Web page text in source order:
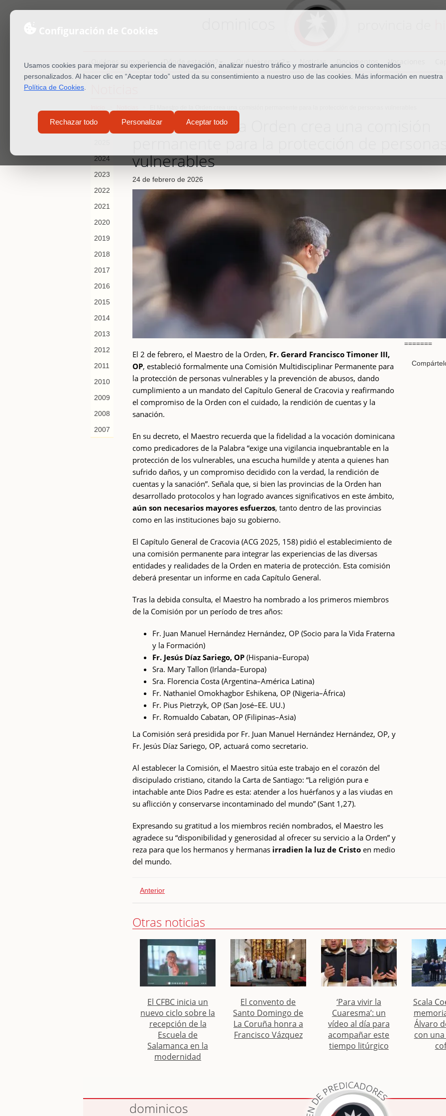
Usamos cookies para mejorar su experiencia de navegación, analizar nuestro tráfico y mostrarle anuncios o contenidos
personalizados. Al hacer clic en “Aceptar todo” usted da su consentimiento a nuestro uso de las cookies. Más información en nuestra
Política de Cookies
Rechazar todo Personalizar Aceptar todo
¿Quiénes somos? ¿Dónde estamos? ¿Qué hacemos? Noticias Documentos Vocaciones
2026
2024
2023
2022
2021
2020
2019
2018
2017
2016
2015
2014
2013
2012
2011
2010
2009
2008
2007
El Maestro de la Orden crea una comisión
vulnerables
24 de febrero de 2026
El 2 de febrero, el Maestro de la Orden, Fr. Gerard Francisco Timoner III,
OP, estableció formalmente una Comisión Multidisciplinar Permanente para
la protección de personas vulnerables y la prevención de abusos, dando
cumplimiento a un mandato del Capítulo General de Cracovia y reafirmando
el compromiso de la Orden con el cuidado, la rendición de cuentas y la
sanación.
En su decreto, el Maestro recuerda que la fidelidad a la vocación dominicana
como predicadores de la Palabra “exige una vigilancia inquebrantable en la
protección de los vulnerables, una escucha humilde y atenta a quienes han
sufrido daños, y un compromiso decidido con la verdad, la rendición de
cuentas y la sanación”. Señala que, si bien las provincias de la Orden han
desarrollado protocolos y han logrado avances significativos en este ámbito,
aún son necesarios mayores esfuerzos, tanto dentro de las provincias
como en las instituciones bajo su gobierno.
El Capítulo General de Cracovia (ACG 2025, 158) pidió el establecimiento de
una comisión permanente para integrar las experiencias de las diversas
entidades y realidades de la Orden en materia de protección. Esta comisión
deberá presentar un informe en cada Capítulo General.
Tras la debida consulta, el Maestro ha nombrado a los primeros miembros
de la Comisión por un período de tres años:
Fr. Juan Manuel Hernández Hernández, OP (Socio para la Vida Fraterna
y la Formación)
Fr. Jesús Díaz Sariego, OP (Hispania–Europa)
Sra. Mary Tallon (Irlanda–Europa)
Sra. Florencia Costa (Argentina–América Latina)
Fr. Nathaniel Omokhagbor Eshikena, OP (Nigeria–África)
Fr. Pius Pietrzyk, OP (San José–EE. UU.)
Fr. Romualdo Cabatan, OP (Filipinas–Asia)
La Comisión será presidida por Fr. Juan Manuel Hernández Hernández, OP, y
Fr. Jesús Díaz Sariego, OP, actuará como secretario.
Al establecer la Comisión, el Maestro sitúa este trabajo en el corazón del
discipulado cristiano, citando la Carta de Santiago: “La religión pura e
intachable ante Dios Padre es esta: atender a los huérfanos y a las viudas en
su aflicción y conservarse incontaminado del mundo” (Sant 1,27).
Expresando su gratitud a los miembros recién nombrados, el Maestro les
agradece su “disponibilidad y generosidad al ofrecer su servicio a la Orden” y
reza para que los hermanos y hermanas irradien la luz de Cristo en medio
del mundo.
=======
Anterior
Otras noticias
El CFBC inicia un
nuevo ciclo sobre la
recepción de la
Escuela de
Salamanca en la
modernidad
El convento de
Santo Domingo de
La Coruña honra a
Francisco Vázquez
‘Para vivir la
Cuaresma’: un
vídeo al día para
acompañar este
tiempo litúrgico
Scala
Álvaro
con
dominicos